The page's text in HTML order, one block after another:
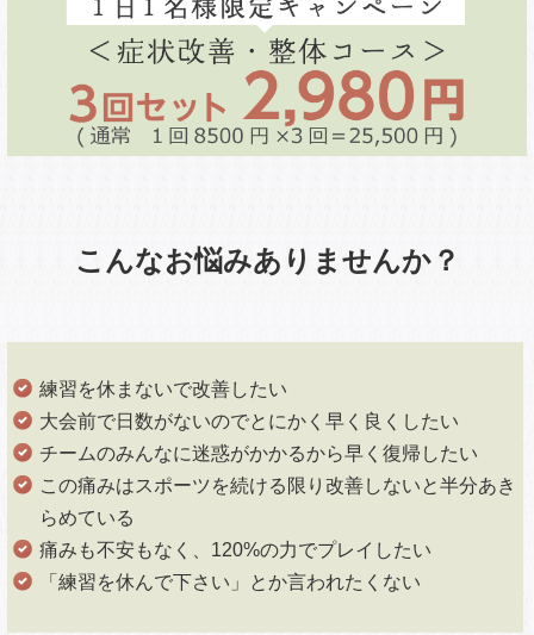
こんなお悩みありませんか？
練習を休まないで改善したい
大会前で日数がないのでとにかく早く良くしたい
チームのみんなに迷惑がかかるから早く復帰したい
この痛みはスポーツを続ける限り改善しないと半分あき
らめている
痛みも不安もなく、120%の力でプレイしたい
「練習を休んで下さい」とか言われたくない